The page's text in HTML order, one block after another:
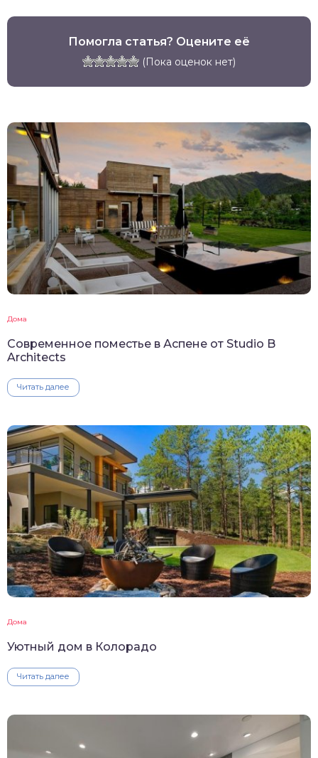
Помогла статья? Оцените её
(Пока оценок нет)
Дома
Современное поместье в Аспене от Studio B
Architects
Читать далее
Дома
Уютный дом в Колорадо
Читать далее